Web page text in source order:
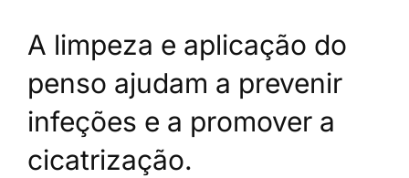
A limpeza e aplicação do
penso ajudam a prevenir
infeções e a promover a
cicatrização.